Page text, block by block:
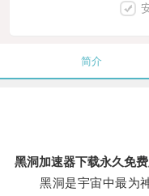
简介
黑洞加速器下载永久免
黑洞是宇宙中最为神